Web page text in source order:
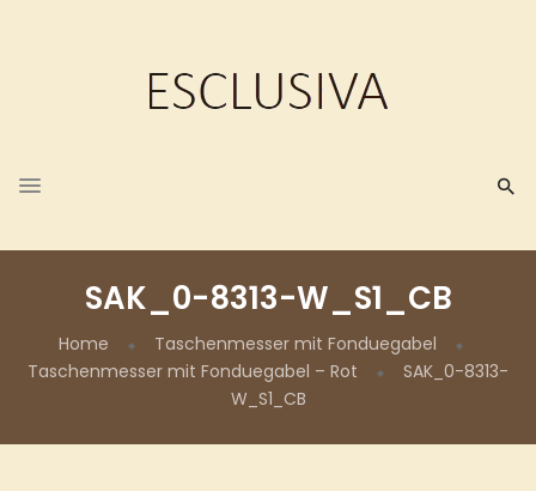
SAK_0-8313-W_S1_CB
Home
Taschenmesser mit Fonduegabel
Taschenmesser mit Fonduegabel – Rot
SAK_0-8313-
W_S1_CB